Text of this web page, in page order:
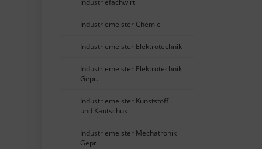
Industriefachwirt
Industriemeister Chemie
Industriemeister Elektrotechnik
Industriemeister Elektrotechnik
Gepr.
Industriemeister Kunststoff
und Kautschuk
Industriemeister Mechatronik
Gepr